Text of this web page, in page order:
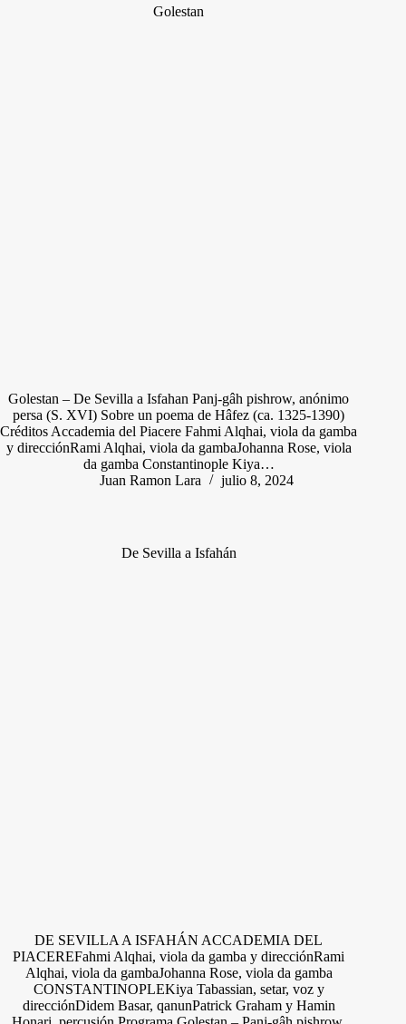
Golestan
Golestan – De Sevilla a Isfahan Panj-gâh pishrow, anónimo
persa (S. XVI) Sobre un poema de Hâfez (ca. 1325-1390)
Créditos Accademia del Piacere Fahmi Alqhai, viola da gamba
y direcciónRami Alqhai, viola da gambaJohanna Rose, viola
da gamba Constantinople Kiya…
Juan Ramon Lara
julio 8, 2024
De Sevilla a Isfahán
DE SEVILLA A ISFAHÁN ACCADEMIA DEL
PIACEREFahmi Alqhai, viola da gamba y direcciónRami
Alqhai, viola da gambaJohanna Rose, viola da gamba
CONSTANTINOPLEKiya Tabassian, setar, voz y
direcciónDidem Basar, qanunPatrick Graham y Hamin